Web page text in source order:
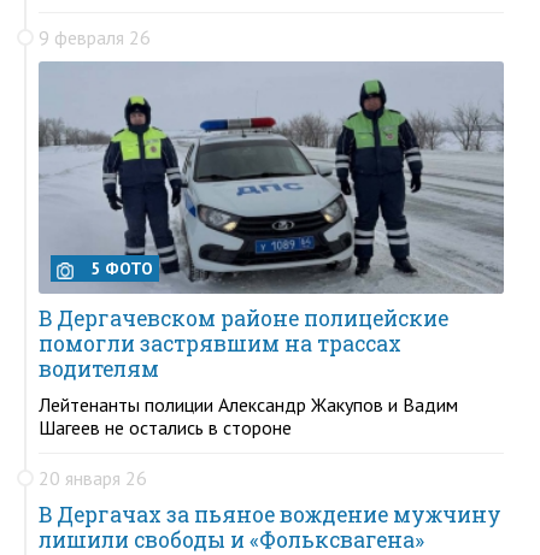
9 февраля 26
5 ФОТО
В Дергачевском районе полицейские
помогли застрявшим на трассах
водителям
Лейтенанты полиции Александр Жакупов и Вадим
Шагеев не остались в стороне
20 января 26
В Дергачах за пьяное вождение мужчину
лишили свободы и «Фольксвагена»